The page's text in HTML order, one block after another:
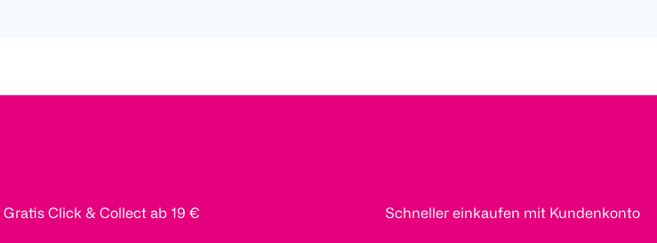
Gratis Click & Collect ab 19 € Schneller einkaufen mit Kundenkonto